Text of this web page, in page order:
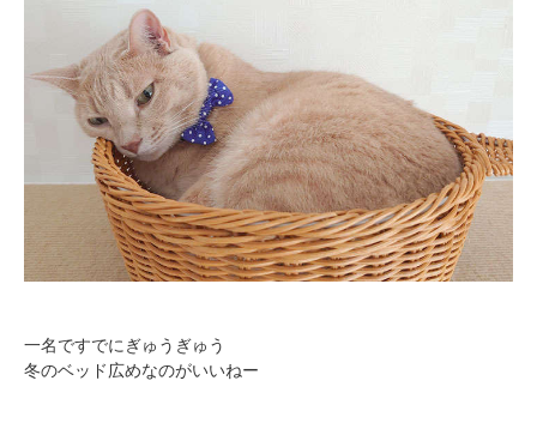
一名ですでにぎゅうぎゅう
冬のベッド広めなのがいいねー
pecodogs
いぬ部をフォロー
pecocats
ねこ部をフォロー
アプリをダウンロードする